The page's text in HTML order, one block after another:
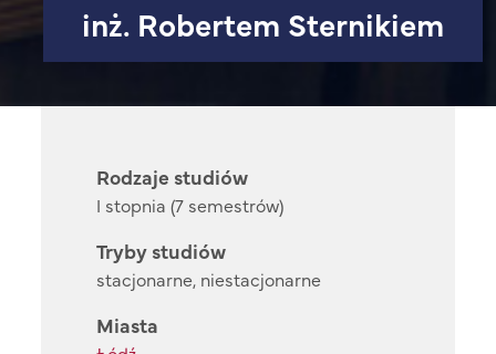
inż. Robertem Sternikiem
Rodzaje studiów
I stopnia (7 semestrów)
Tryby studiów
stacjonarne, niestacjonarne
Miasta